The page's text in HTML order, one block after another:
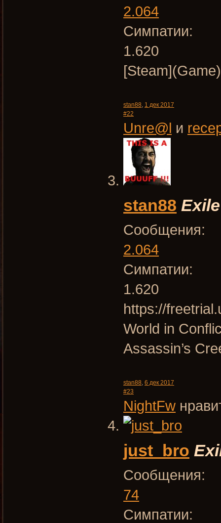
2.064
Симпатии:
1.620
stan88, 1 дек 2017
#22
Unre@l и
stan88 Exile
Сообщения:
2.064
Симпатии:
1.620
https://
World in
Assassin’s
stan88, 6 дек 2017
#23
NightFw
just_bro
Сообщения:
74
Симпатии: